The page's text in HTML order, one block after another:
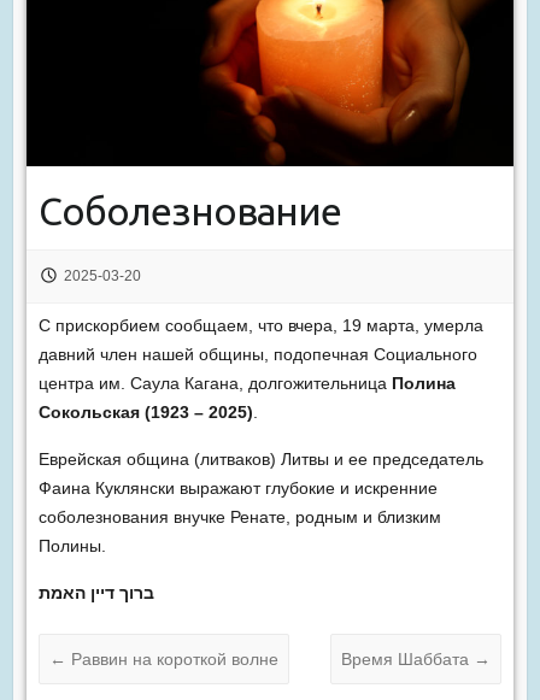
Соболезнование
2025-03-20
С прискорбием сообщаем, что вчера, 19 марта, умерла
давний член нашей общины, подопечная Социального
центра им. Саула Кагана, долгожительница Полина
Сокольская (1923 – 2025).
Еврейская община (литваков) Литвы и ее председатель
Фаина Куклянски выражают глубокие и искренние
соболезнования внучке Ренате, родным и близким
Полины.
ברוך דיין האמת
← Раввин на короткой волне Время Шаббата →